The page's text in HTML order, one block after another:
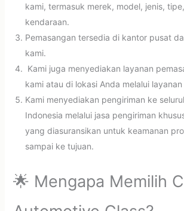
kami, termasuk merek, model, jenis,
kendaraan.
Pemasangan tersedia di kantor pusat
kami.
Kami juga menyediakan layanan
kami atau di lokasi Anda melalui
Kami menyediakan pengiriman ke
Indonesia melalui jasa pengiriman
yang diasuransikan untuk keamanan
sampai ke tujuan.
🌟 Mengapa Memilih